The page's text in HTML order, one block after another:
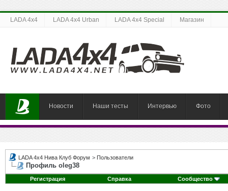
LADA 4x4 LADA 4x4 Urban LADA 4x4 Special Магазин
Новости Наши тесты Интервью Фото
LADA 4x4 Нива Клуб Форум > Пользователи
Профиль oleg38
Регистрация Справка Сообщество